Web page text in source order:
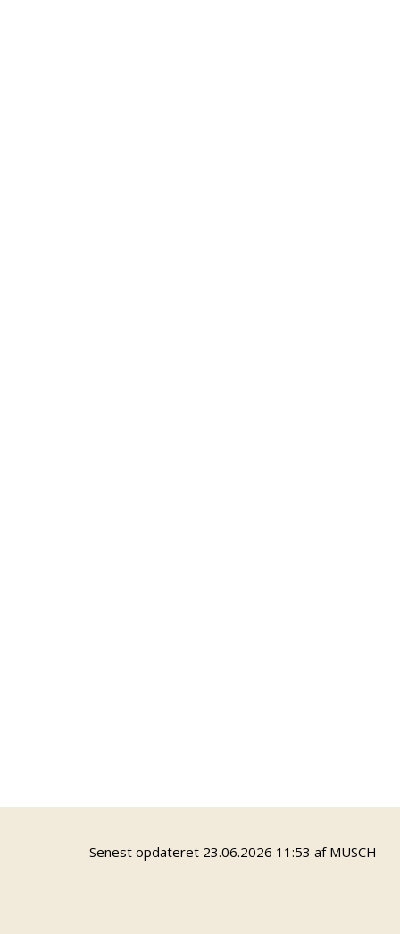
Senest opdateret 23.06.2026 11:53 af MUSCH